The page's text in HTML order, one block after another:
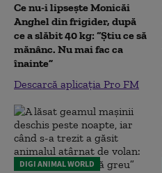
Ce nu-i lipsește Monicăi
Anghel din frigider, după
ce a slăbit 40 kg: “Știu ce să
mănânc. Nu mai fac ca
înainte”
Descarcă aplicația Pro FM
DIGI ANIMAL WORLD